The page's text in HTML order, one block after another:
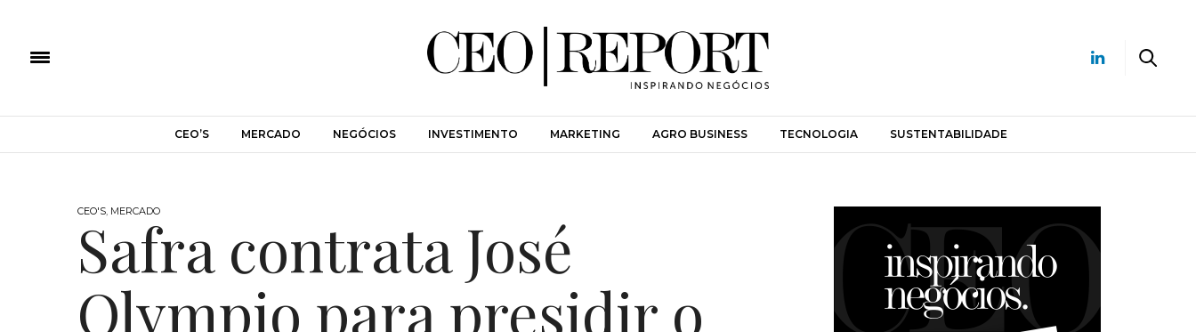
CEO’S MERCADO NEGÓCIOS INVESTIMENTO MARKETING AGRO BUSINESS TECNOLOGIA SUSTENTABILIDADE
CEO'S, MERCADO
Safra contrata José
Olympio para presidir o